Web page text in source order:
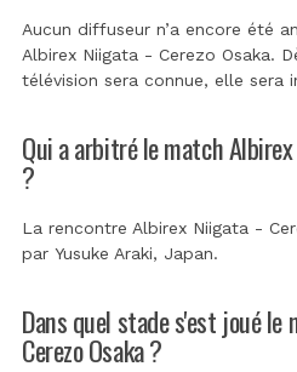
Aucun diffuseur n’a encore été
Albirex Niigata - Cerezo Osaka.
télévision sera connue, elle sera
Qui a arbitré le match
?
La rencontre Albirex Niigata -
par Yusuke Araki, Japan.
Dans quel stade s'est joué
Cerezo Osaka ?